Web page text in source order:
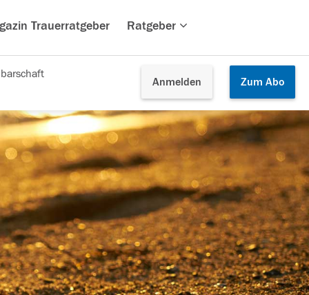
Trauerratgeber Ratgeber
Anmelden Zum Abo